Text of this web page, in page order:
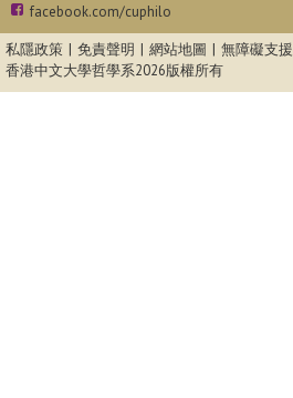
facebook.com/cuphilo
私隱政策
免責聲明 網站地圖 無障礙支援
香港中文大學哲學系2026版權所有